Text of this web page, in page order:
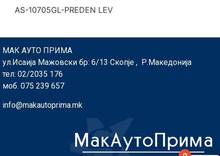
AS-10705GL-PREDEN LEV
МАК АУТО ПРИМА
ул.Исаија Мажовски бр: 6/13 Скопје , Р.Македонија
тел: 02/2035 176
моб. 075 239 657
info@makautoprima.mk